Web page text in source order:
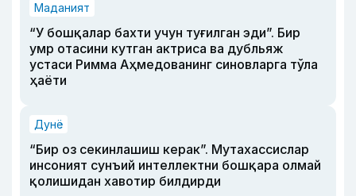
Маданият
“У бошқалар бахти учун туғилган эди”. Бир
умр отасини кутган актриса ва дубльяж
устаси Римма Аҳмедованинг синовларга тўла
ҳаёти
Дунё
“Бир оз секинлашиш керак”. Мутахассислар
инсоният сунъий интеллектни бошқара олмай
қолишидан хавотир билдирди